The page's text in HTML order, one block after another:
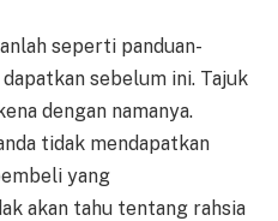
seperti panduan-
sebelum ini. Tajuk
dengan namanya.
tidak mendapatkan
yang
akan tahu tentang rahsia